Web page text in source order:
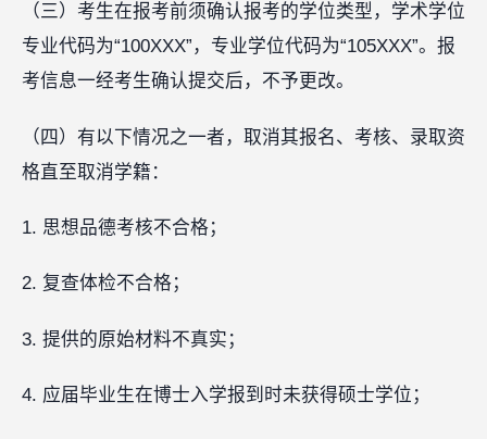
（三）考生在报考前须确认报考的学位类型，学术学位
专业代码为“100XXX”，专业学位代码为“105XXX”。报
考信息一经考生确认提交后，不予更改。
（四）有以下情况之一者，取消其报名、考核、录取资
格直至取消学籍：
1. 思想品德考核不合格；
2. 复查体检不合格；
3. 提供的原始材料不真实；
4. 应届毕业生在博士入学报到时未获得硕士学位；